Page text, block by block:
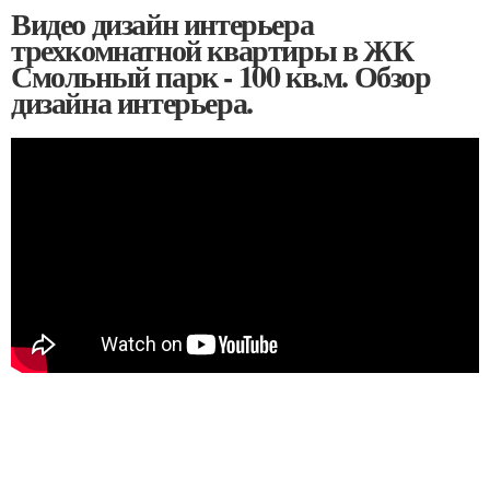
Видео дизайн интерьера
трехкомнатной квартиры в ЖК
Смольный парк - 100 кв.м. Обзор
дизайна интерьера.